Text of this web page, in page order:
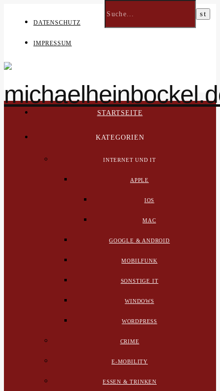
DATENSCHUTZ
IMPRESSUM
STARTSEITE
KATEGORIEN
INTERNET UND IT
APPLE
IOS
MAC
GOOGLE & ANDROID
MOBILFUNK
SONSTIGE IT
WINDOWS
WORDPRESS
CRIME
E-MOBILITY
ESSEN & TRINKEN